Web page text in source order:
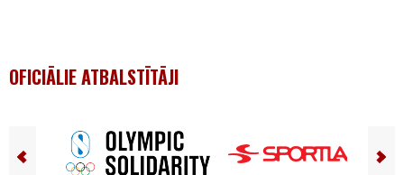
OFICIĀLIE ATBALSTĪTĀJI